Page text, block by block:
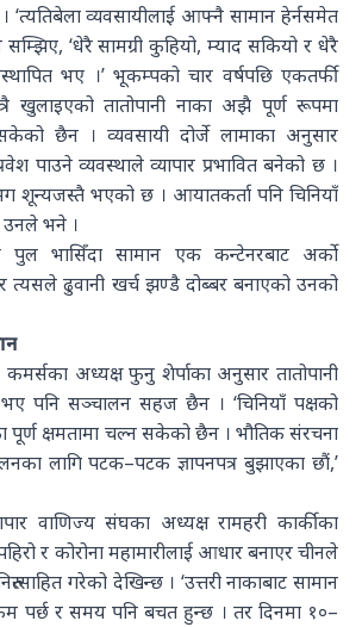
। ‘त्यतिबेला व्यवसायीलाई आफ्नै सामान हेर्नसमेत
‘धेरै सामग्री कुहियो, म्याद सकियो र धेरै
भए ।’ भूकम्पको चार वर्षपछि एकतर्फी
खुलाइएको तातोपानी नाका अझै पूर्ण रूपमा
छैन । व्यवसायी दोर्जे लामाका अनुसार
पाउने व्यवस्थाले व्यापार प्रभावित बनेको छ ।
शून्यजस्तै भएको छ । आयातकर्ता पनि चिनियाँ
उनले भने ।
पुल भासिँदा सामान एक कन्टेनरबाट अर्को
त्यसले ढुवानी खर्च झण्डै दोब्बर बनाएको उनको
अध्यक्ष फुनु शेर्पाका अनुसार तातोपानी
भए पनि सञ्चालन सहज छैन । ‘चिनियाँ पक्षको
पूर्ण क्षमतामा चल्न सकेको छैन । भौतिक संरचना
लागि पटक–पटक ज्ञापनपत्र बुझाएका छौं,’
वाणिज्य संघका अध्यक्ष रामहरी कार्कीका
र कोरोना महामारीलाई आधार बनाएर चीनले
गरेको देखिन्छ । ‘उत्तरी नाकाबाट सामान
पर्छ र समय पनि बचत हुन्छ । तर दिनमा १०–